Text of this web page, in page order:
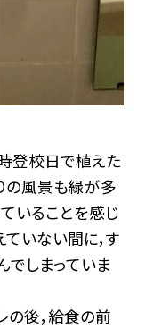
登校日で植えた
の風景も緑が多
いることを感じ
いない間に，す
でしまっていま
後，給食の前